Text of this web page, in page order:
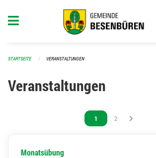
STARTSEITE VERANSTALTUNGEN
Veranstaltungen
Vous êtes sur la page
1 Vous êtes sur la
2
Monatsübung